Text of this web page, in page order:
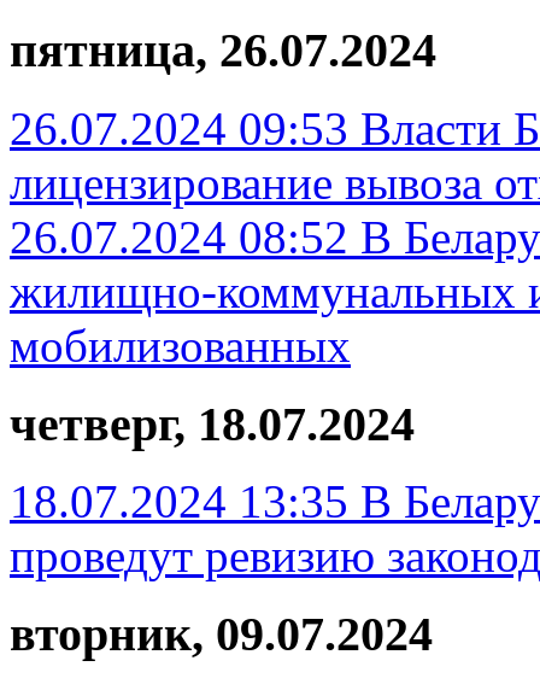
пятница, 26.07.2024
26.07.2024 09:53 Власти
лицензирование вывоза
26.07.2024 08:52 В
жилищно-коммунальных
мобилизованных
четверг, 18.07.2024
18.07.2024 13:35 В
проведут ревизию
вторник, 09.07.2024